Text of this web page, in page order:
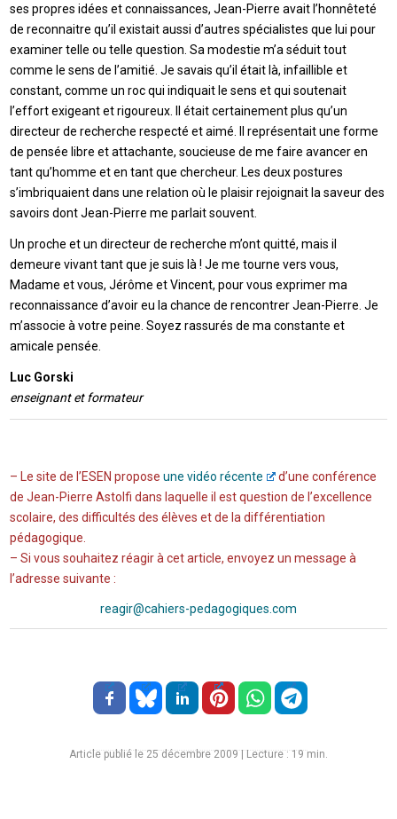
ses propres idées et connaissances, Jean-Pierre avait l’honnêteté
de reconnaitre qu’il existait aussi d’autres spécialistes que lui pour
examiner telle ou telle question. Sa modestie m’a séduit tout
comme le sens de l’amitié. Je savais qu’il était là, infaillible et
constant, comme un roc qui indiquait le sens et qui soutenait
l’effort exigeant et rigoureux. Il était certainement plus qu’un
directeur de recherche respecté et aimé. Il représentait une forme
de pensée libre et attachante, soucieuse de me faire avancer en
tant qu’homme et en tant que chercheur. Les deux postures
s’imbriquaient dans une relation où le plaisir rejoignait la saveur des
savoirs dont Jean-Pierre me parlait souvent.
Un proche et un directeur de recherche m’ont quitté, mais il
demeure vivant tant que je suis là ! Je me tourne vers vous,
Madame et vous, Jérôme et Vincent, pour vous exprimer ma
reconnaissance d’avoir eu la chance de rencontrer Jean-Pierre. Je
m’associe à votre peine. Soyez rassurés de ma constante et
amicale pensée.
Luc Gorski
enseignant et formateur
– Le site de l’ESEN proposeune vidéo récente
d’une conférence
de Jean-Pierre Astolfi dans laquelle il est question de l’excellence
scolaire, des difficultés des élèves et de la différentiation
pédagogique.
– Si vous souhaitez réagir à cet article, envoyez un message à
l’adresse suivante :
reagir@cahiers-pedagogiques.com
Article publié le 25 décembre 2009|Lecture : 19 min.